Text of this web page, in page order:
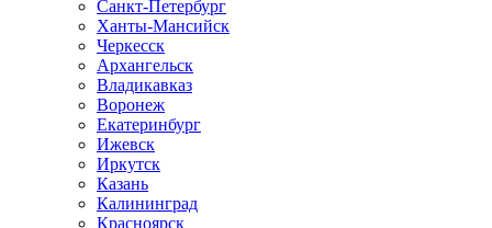
Санкт-Петербург
Ханты-Мансийск
Черкесск
Архангельск
Владикавказ
Воронеж
Екатеринбург
Ижевск
Иркутск
Казань
Калининград
Красноярск